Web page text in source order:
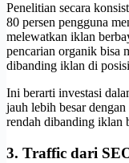
Penelitian secara
80 persen pengguna
melewatkan iklan
pencarian organik bisa
dibanding iklan di
Ini berarti investasi
jauh lebih besar
rendah dibanding iklan
3. Traffic dari